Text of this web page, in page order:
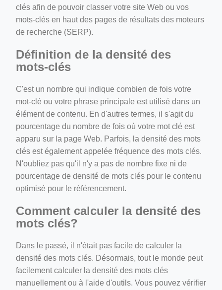
clés afin de pouvoir classer votre site Web ou vos
mots-clés en haut des pages de résultats des moteurs
de recherche (SERP).
Définition de la densité des
mots-clés
C'est un nombre qui indique combien de fois votre
mot-clé ou votre phrase principale est utilisé dans un
élément de contenu. En d'autres termes, il s'agit du
pourcentage du nombre de fois où votre mot clé est
apparu sur la page Web. Parfois, la densité des mots
clés est également appelée fréquence des mots clés.
N'oubliez pas qu'il n'y a pas de nombre fixe ni de
pourcentage de densité de mots clés pour le contenu
optimisé pour le référencement.
Comment calculer la densité des
mots clés?
Dans le passé, il n'était pas facile de calculer la
densité des mots clés. Désormais, tout le monde peut
facilement calculer la densité des mots clés
manuellement ou à l'aide d'outils. Vous pouvez vérifier